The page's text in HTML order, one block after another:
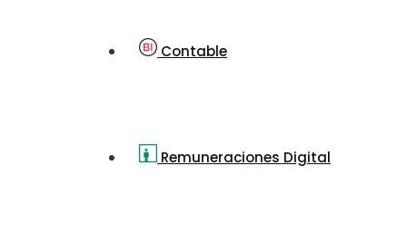
Contable
Remuneraciones Digital